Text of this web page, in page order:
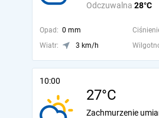
Odczuwalna 28°C
Opad: 0 mm
Wiatr:
3 km/h
10:00
27°C
Zachmurzenie